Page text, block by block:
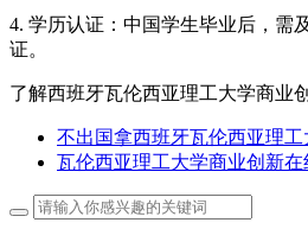
4. 学历认证：中国学生毕业后，需
证。
了解西班牙瓦伦西亚理工大学商业
不出国拿西班牙瓦伦西亚理
瓦伦西亚理工大学商业创新